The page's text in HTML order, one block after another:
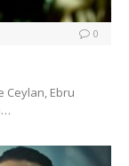
0
Ceylan, Ebru